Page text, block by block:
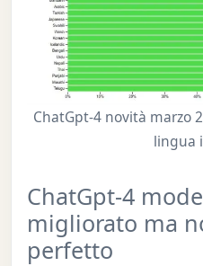
ChatGpt-4 novità marzo
lingua
ChatGpt-4
migliorato ma
perfetto